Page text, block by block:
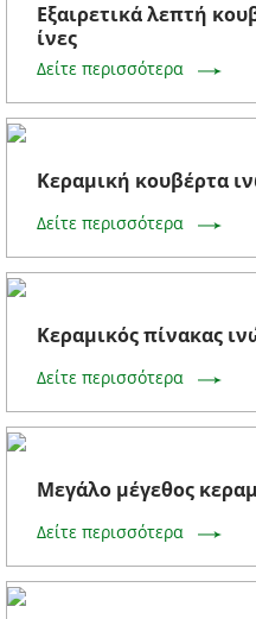
Εξαιρετικά λεπτή
ίνες
Δείτε περισσότερα
Κεραμική κουβέρτα
Δείτε περισσότερα
Κεραμικός πίνακας
Δείτε περισσότερα
Μεγάλο μέγεθος
Δείτε περισσότερα